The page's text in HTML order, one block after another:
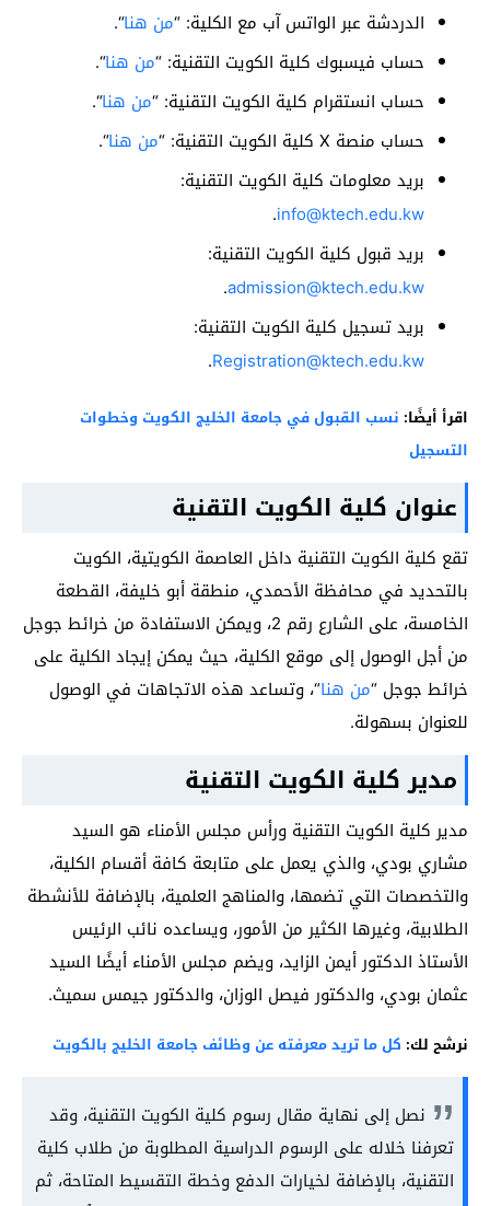
الدردشة عبر الواتس آب مع الكلية: “من هنا“.
حساب فيسبوك كلية الكويت التقنية: “من هنا“.
حساب انستقرام كلية الكويت التقنية: “من هنا“.
حساب منصة X كلية الكويت التقنية: “
من هنا“.
بريد معلومات كلية الكويت التقنية:
info@ktech.edu.kw
.
بريد قبول كلية الكويت التقنية:
admission@ktech.edu.kw
.
بريد تسجيل كلية الكويت التقنية:
Registration@ktech.edu.kw
.
اقرأ أيضًا: نسب القبول في جامعة الخليج الكويت وخطوات
التسجيل
عنوان كلية الكويت التقنية
تقع كلية الكويت التقنية داخل العاصمة الكويتية، الكويت
بالتحديد في محافظة الأحمدي، منطقة أبو خليفة، القطعة
الخامسة، على الشارع رقم 2، ويمكن الاستفادة من خرائط جوجل
من أجل الوصول إلى موقع الكلية، حيث يمكن إيجاد الكلية على
خرائط جوجل “من هنا“، وتساعد هذه الاتجاهات في الوصول
للعنوان بسهولة.
مدير كلية الكويت التقنية
مدير كلية الكويت التقنية ورأس مجلس الأمناء هو السيد
مشاري بودي، والذي يعمل على متابعة كافة أقسام الكلية،
والتخصصات التي تضمها، والمناهج العلمية، بالإضافة للأنشطة
الطلابية، وغيرها الكثير من الأمور، ويساعده نائب الرئيس
الأستاذ الدكتور أيمن الزايد، ويضم مجلس الأمناء أيضًا السيد
عثمان بودي، والدكتور فيصل الوزان، والدكتور جيمس سميث.
نرشح لك: كل ما تريد معرفته عن وظائف جامعة الخليج بالكويت
نصل إلى نهاية مقال رسوم كلية الكويت التقنية، وقد
تعرفنا خلاله على الرسوم الدراسية المطلوبة من طلاب كلية
التقنية، بالإضافة لخيارات الدفع وخطة التقسيط المتاحة، ثم